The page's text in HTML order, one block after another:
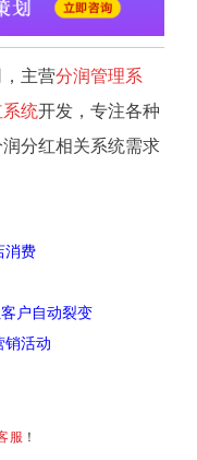
主营分润管理系
统开发，专注各种
分红相关系统需求
消费
户自动裂变
销活动
服 ！